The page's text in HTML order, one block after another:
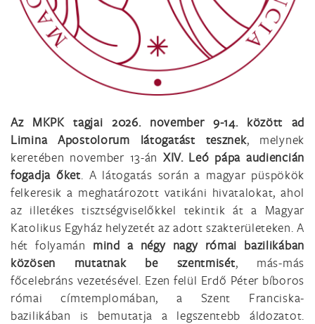
Az MKPK tagjai 2026. november 9-14. között ad
Limina Apostolorum látogatást tesznek, melynek
keretében november 13-án XIV. Leó pápa audiencián
fogadja őket. A látogatás során a magyar püspökök
felkeresik a meghatározott vatikáni hivatalokat, ahol
az illetékes tisztségviselőkkel tekintik át a Magyar
Katolikus Egyház helyzetét az adott szakterületeken. A
hét folyamán mind a négy nagy római bazilikában
közösen mutatnak be szentmisét, más-más
főcelebráns vezetésével. Ezen felül Erdő Péter bíboros
római címtemplomában, a Szent Franciska-
bazilikában is bemutatja a legszentebb áldozatot.